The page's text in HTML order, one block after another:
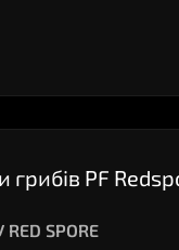
грибів PF
SPORE